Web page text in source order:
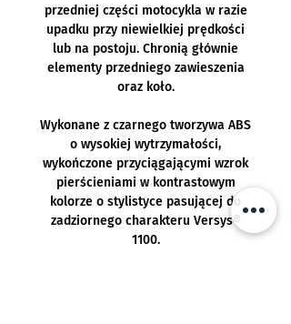
przedniej części motocykla w razie
upadku przy niewielkiej prędkości
lub na postoju. Chronią głównie
elementy przedniego zawieszenia
oraz koło.
Wykonane z czarnego tworzywa ABS
o wysokiej wytrzymałości,
wykończone przyciągającymi wzrok
pierścieniami w kontrastowym
kolorze o stylistyce pasującej do
zadziornego charakteru Versys®
1100.